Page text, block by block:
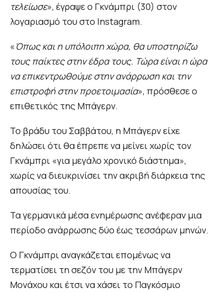
τελείωσε», έγραψε ο Γκνάμπρι (30) στον
λογαριασμό του στο Instagram.
«Όπως και η υπόλοιπη χώρα, θα υποστηρίζω
τους παίκτες στην έδρα τους. Τώρα είναι η ώρα
να επικεντρωθούμε στην ανάρρωση και την
επιστροφή στην προετοιμασία», πρόσθεσε ο
επιθετικός της Μπάγερν.
Το βράδυ του Σαββάτου, η Μπάγερν είχε
δηλώσει ότι θα έπρεπε να μείνει χωρίς τον
Γκνάμπρι «για μεγάλο χρονικό διάστημα»,
χωρίς να διευκρινίσει την ακριβή διάρκεια της
απουσίας του.
Τα γερμανικά μέσα ενημέρωσης ανέφεραν μια
περίοδο ανάρρωσης δύο έως τεσσάρων μηνών.
Ο Γκνάμπρι αναγκάζεται επομένως να
τερματίσει τη σεζόν του με την Μπάγερν
Μονάχου και έτσι να χάσει το Παγκόσμιο